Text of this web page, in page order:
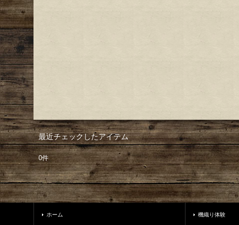
最近チェックしたアイテム
0件
ホーム 機織り体験